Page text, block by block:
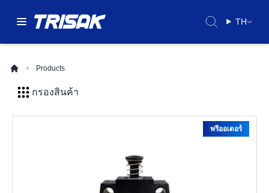
TH
Products
กรองสินค้า
พรีออเดอร์